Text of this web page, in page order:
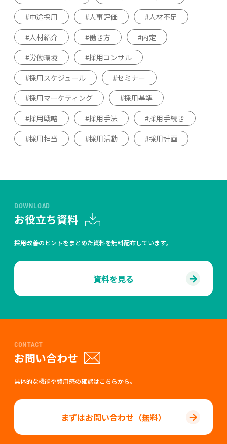
中途採用
人事評価
人材不足
人材紹介
働き方
内定
労働環境
採用コンサル
採用スケジュール
セミナー
採用マーケティング
採用基準
採用戦略
採用手法
採用手続き
採用担当
採用活動 採用計画
DOWNLOAD
お役立ち資料
採用改善のヒントをまとめた資料を無料配布しています。
資料を見る
CONTACT
お問い合わせ
具体的な機能や費用感の確認はこちらから。
まずはお問い合わせ（無料）